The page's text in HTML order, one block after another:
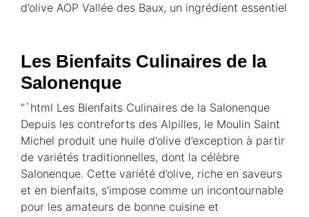
d’olive AOP Vallée des Baux, un ingrédient essentiel
Les Bienfaits Culinaires de la
Salonenque
“`html Les Bienfaits Culinaires de la Salonenque
Depuis les contreforts des Alpilles, le Moulin Saint
Michel produit une huile d’olive d’exception à partir
de variétés traditionnelles, dont la célèbre
Salonenque. Cette variété d’olive, riche en saveurs
et en bienfaits, s’impose comme un incontournable
pour les amateurs de bonne cuisine et